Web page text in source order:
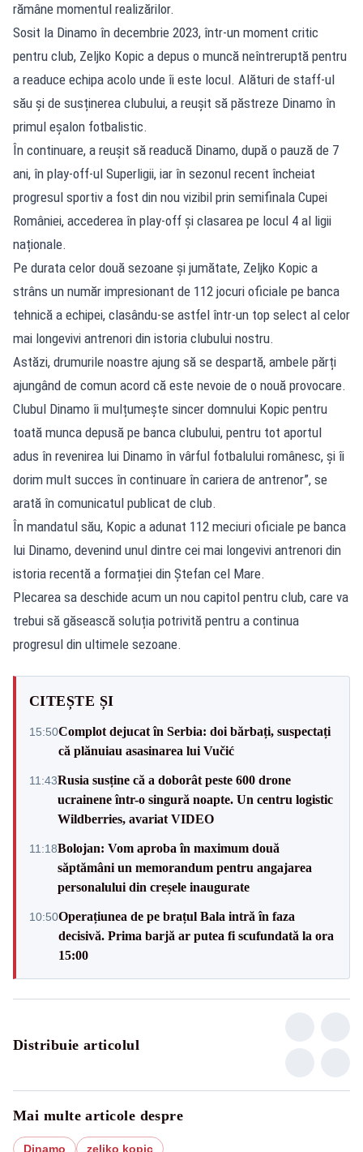
rămâne momentul realizărilor.
Sosit la Dinamo în decembrie 2023, într-un moment critic
pentru club, Zeljko Kopic a depus o muncă neîntreruptă pentru
a readuce echipa acolo unde îi este locul. Alături de staff-ul
său și de susținerea clubului, a reușit să păstreze Dinamo în
primul eșalon fotbalistic.
În continuare, a reușit să readucă Dinamo, după o pauză de 7
ani, în play-off-ul Superligii, iar în sezonul recent încheiat
progresul sportiv a fost din nou vizibil prin semifinala Cupei
României, accederea în play-off și clasarea pe locul 4 al ligii
naționale.
Pe durata celor două sezoane și jumătate, Zeljko Kopic a
strâns un număr impresionant de 112 jocuri oficiale pe banca
tehnică a echipei, clasându-se astfel într-un top select al celor
mai longevivi antrenori din istoria clubului nostru.
Astăzi, drumurile noastre ajung să se despartă, ambele părți
ajungând de comun acord că este nevoie de o nouă provocare.
Clubul Dinamo îi mulțumește sincer domnului Kopic pentru
toată munca depusă pe banca clubului, pentru tot aportul
adus în revenirea lui Dinamo în vârful fotbalului românesc, și îi
dorim mult succes în continuare în cariera de antrenor”, se
arată în comunicatul publicat de club.
În mandatul său, Kopic a adunat 112 meciuri oficiale pe banca
lui Dinamo, devenind unul dintre cei mai longevivi antrenori din
istoria recentă a formației din Ștefan cel Mare.
Plecarea sa deschide acum un nou capitol pentru club, care va
trebui să găsească soluția potrivită pentru a continua
progresul din ultimele sezoane.
CITEȘTE ȘI
15:50Complot dejucat în Serbia: doi bărbați, suspectați
că plănuiau asasinarea lui Vučić
11:43Rusia susține că a doborât peste 600 drone
ucrainene într-o singură noapte. Un centru logistic
Wildberries, avariat VIDEO
11:18Bolojan: Vom aproba în maximum două
săptămâni un memorandum pentru angajarea
personalului din creșele inaugurate
10:50Operațiunea de pe brațul Bala intră în faza
decisivă. Prima barjă ar putea fi scufundată la ora
15:00
Distribuie articolul
Mai multe articole despre
Dinamo zeljko kopic